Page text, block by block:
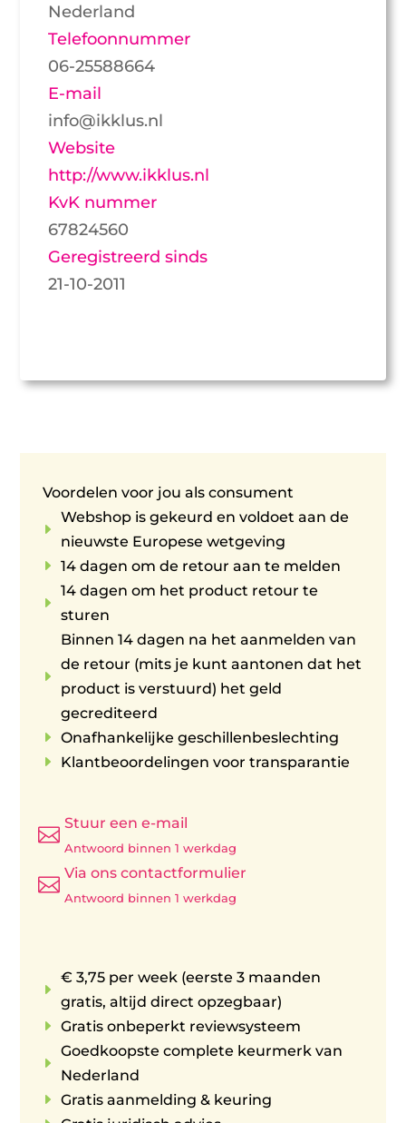
Nederland
Telefoonnummer
06-25588664
E-mail
info@ikklus.nl
Website
http://www.ikklus.nl
KvK nummer
67824560
Geregistreerd sinds
21-10-2011
Voordelen voor jou als consument
E
Webshop is gekeurd en voldoet aan de
nieuwste Europese wetgeving
E 14 dagen om de retour aan te melden
E
14 dagen om het product retour te
sturen
E
Binnen 14 dagen na het aanmelden van
de retour (mits je kunt aantonen dat het
product is verstuurd) het geld
gecrediteerd
E Onafhankelijke geschillenbeslechting
E Klantbeoordelingen voor transparantie

Stuur een e-mail
Antwoord binnen 1 werkdag

Via ons contactformulier
Antwoord binnen 1 werkdag
E
€ 3,75 per week (eerste 3 maanden
gratis, altijd direct opzegbaar)
E Gratis onbeperkt reviewsysteem
E
Goedkoopste complete keurmerk van
Nederland
E Gratis aanmelding & keuring